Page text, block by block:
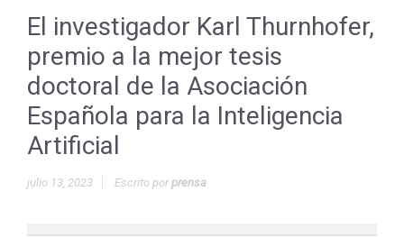
El investigador Karl Thurnhofer,
premio a la mejor tesis
doctoral de la Asociación
Española para la Inteligencia
Artificial
julio 13, 2023 Escrito porprensa